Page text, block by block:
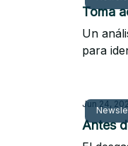
Toma
Un
para
Jun 24,
Antes